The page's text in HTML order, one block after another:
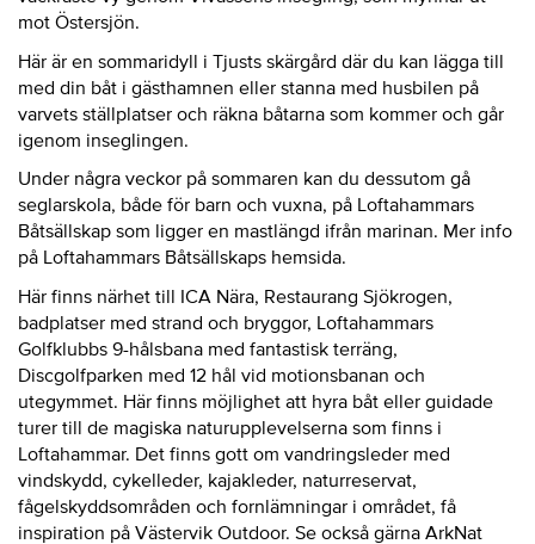
mot Östersjön.
Här är en sommaridyll i Tjusts skärgård där du kan lägga till
med din båt i gästhamnen eller stanna med husbilen på
varvets ställplatser och räkna båtarna som kommer och går
igenom inseglingen.
Under några veckor på sommaren kan du dessutom gå
seglarskola, både för barn och vuxna, på Loftahammars
Båtsällskap som ligger en mastlängd ifrån marinan. Mer info
på Loftahammars Båtsällskaps hemsida.
Här finns närhet till ICA Nära, Restaurang Sjökrogen,
badplatser med strand och bryggor, Loftahammars
Golfklubbs 9-hålsbana med fantastisk terräng,
Discgolfparken med 12 hål vid motionsbanan och
utegymmet. Här finns möjlighet att hyra båt eller guidade
turer till de magiska naturupplevelserna som finns i
Loftahammar. Det finns gott om vandringsleder med
vindskydd, cykelleder, kajakleder, naturreservat,
fågelskyddsområden och fornlämningar i området, få
inspiration på Västervik Outdoor. Se också gärna ArkNat